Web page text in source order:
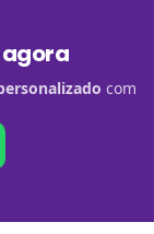
com